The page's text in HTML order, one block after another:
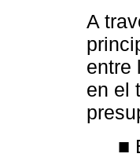
A
entre
en el
■